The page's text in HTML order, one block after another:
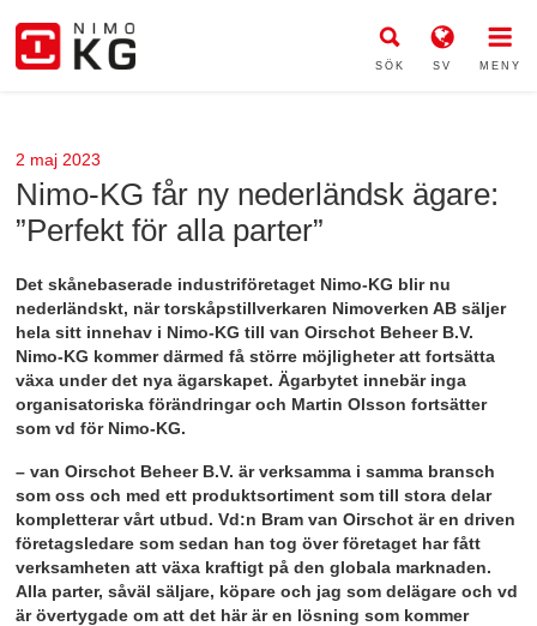
SÖK SV MENY
2 maj 2023
Nimo-KG får ny nederländsk ägare:
”Perfekt för alla parter”
Det skånebaserade industriföretaget Nimo-KG blir nu
nederländskt, när torskåpstillverkaren Nimoverken AB säljer
hela sitt innehav i Nimo-KG till van Oirschot Beheer B.V.
Nimo-KG kommer därmed få större möjligheter att fortsätta
växa under det nya ägarskapet. Ägarbytet innebär inga
organisatoriska förändringar och Martin Olsson fortsätter
som vd för Nimo-KG.
– van Oirschot Beheer B.V. är verksamma i samma bransch
som oss och med ett produktsortiment som till stora delar
kompletterar vårt utbud. Vd:n Bram van Oirschot är en driven
företagsledare som sedan han tog över företaget har fått
verksamheten att växa kraftigt på den globala marknaden.
Alla parter, såväl säljare, köpare och jag som delägare och vd
är övertygade om att det här är en lösning som kommer